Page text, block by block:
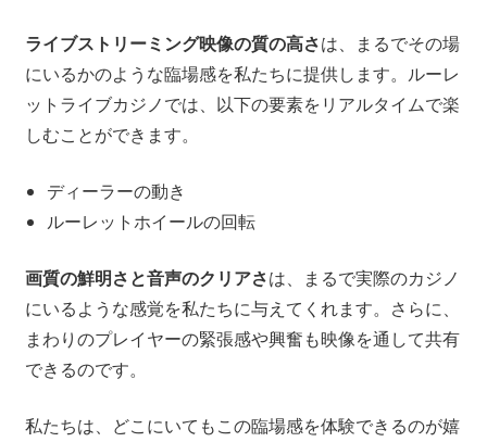
ライブストリーミング映像の質の高さは、まるでその場
にいるかのような臨場感を私たちに提供します。ルーレ
ットライブカジノでは、以下の要素をリアルタイムで楽
しむことができます。
ディーラーの動き
ルーレットホイールの回転
画質の鮮明さと音声のクリアさは、まるで実際のカジノ
にいるような感覚を私たちに与えてくれます。さらに、
まわりのプレイヤーの緊張感や興奮も映像を通して共有
できるのです。
私たちは、どこにいてもこの臨場感を体験できるのが嬉